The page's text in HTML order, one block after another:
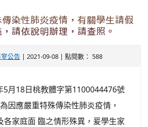
染性肺炎疫情，有關學生請假
請依說明辦理，請查照。
公告 | 2021-09-08 | 點閱數： 588
5月18日桃教體字第1100044476號
因應嚴重特殊傳染性肺炎疫情，
各家庭面 臨之情形殊異，爰學生家